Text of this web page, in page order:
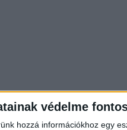
védelme
hozzá információkhoz egy